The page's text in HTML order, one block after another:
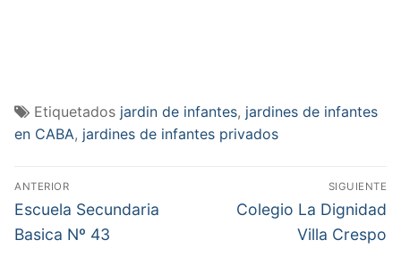
Etiquetados jardin de infantes, jardines de infantes
en CABA, jardines de infantes privados
Navegación
de
entradas
ANTERIOR
Entrada
anterior:
Escuela Secundaria
Basica Nº 43
SIGUIENTE
Entrada
siguiente:
Colegio La Dignidad
Villa Crespo